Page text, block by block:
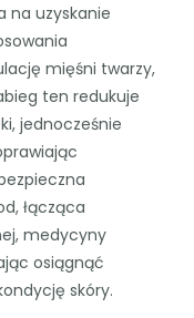
na uzyskanie
mięśni twarzy,
ten redukuje
jednocześnie
łącząca
medycyny
osiągnąć
skóry.